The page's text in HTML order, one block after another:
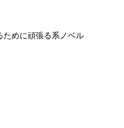
ために頑張る系ノベル